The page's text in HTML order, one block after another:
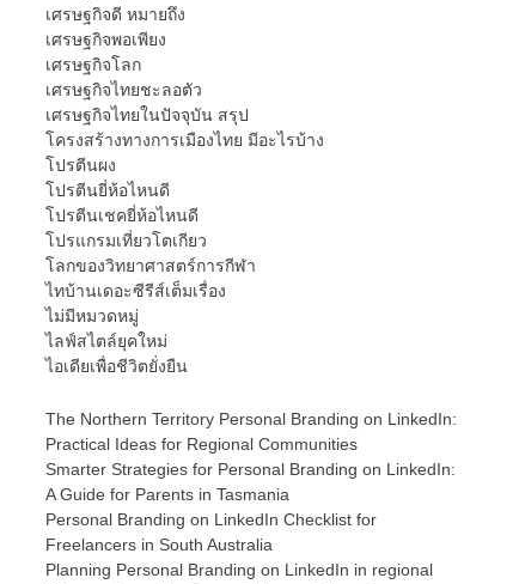
เศรษฐกิจดี หมายถึง
เศรษฐกิจพอเพียง
เศรษฐกิจโลก
เศรษฐกิจไทยชะลอตัว
เศรษฐกิจไทยในปัจจุบัน สรุป
โครงสร้างทางการเมืองไทย มีอะไรบ้าง
โปรตีนผง
โปรตีนยี่ห้อไหนดี
โปรตีนเชคยี่ห้อไหนดี
โปรแกรมเที่ยวโตเกียว
โลกของวิทยาศาสตร์การกีฬา
ไทบ้านเดอะซีรีส์เต็มเรื่อง
ไม่มีหมวดหมู่
ไลฟ์สไตล์ยุคใหม่
ไอเดียเพื่อชีวิตยั่งยืน
The Northern Territory Personal Branding on LinkedIn:
Practical Ideas for Regional Communities
Smarter Strategies for Personal Branding on LinkedIn:
A Guide for Parents in Tasmania
Personal Branding on LinkedIn Checklist for
Freelancers in South Australia
Planning Personal Branding on LinkedIn in regional